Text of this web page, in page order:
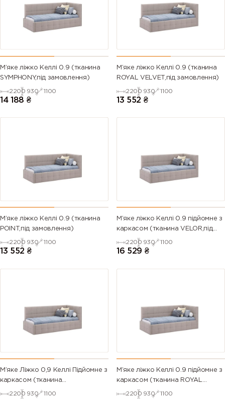
М’яке ліжко Келлі 0.9 (тканина
SYMPHONY,під замовлення)
2200 930 1100
14 188 ₴
М’яке ліжко Келлі 0.9 (тканина
ROYAL VELVET,під замовлення)
2200 930 1100
13 552 ₴
М’яке ліжко Келлі 0.9 (тканина
POINT,під замовлення)
2200 930 1100
13 552 ₴
М’яке ліжко Келлі 0.9 підйомне з
каркасом (тканина VELOR,під
замовлення)
2200 930 1100
16 529 ₴
М’яке Ліжко 0,9 Келлі Підйомне з
каркасом (тканина
SYMPHONY,під замовлення)
2200 930 1100
М’яке ліжко Келлі 0.9 підйомне з
каркасом (тканина ROYAL
VELVET,під замовлення)
2200 930 1100